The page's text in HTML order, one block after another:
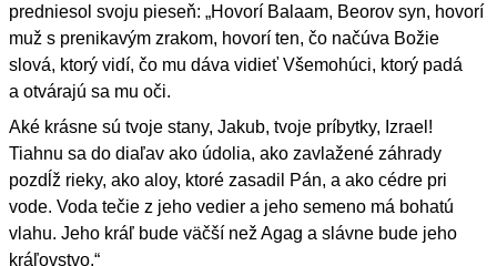
predniesol svoju pieseň: „Hovorí Balaam, Beorov syn, hovorí
muž s prenikavým zrakom, hovorí ten, čo načúva Božie
slová, ktorý vidí, čo mu dáva vidieť Všemohúci, ktorý padá
a otvárajú sa mu oči.
Aké krásne sú tvoje stany, Jakub, tvoje príbytky, Izrael!
Tiahnu sa do diaľav ako údolia, ako zavlažené záhrady
pozdĺž rieky, ako aloy, ktoré zasadil Pán, a ako cédre pri
vode. Voda tečie z jeho vedier a jeho semeno má bohatú
vlahu. Jeho kráľ bude väčší než Agag a slávne bude jeho
kráľovstvo.“